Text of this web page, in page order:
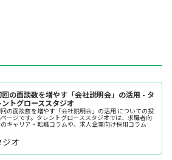
回の面談数を増やす「会社説明会」の活用 - タ
ントグローススタジオ
の面談数を増やす「会社説明会」の活用 についての投
ージです。タレントグローススタジオでは、求職者向
キャリア・転職コラムや、求人企業向け採用コラムな
オ